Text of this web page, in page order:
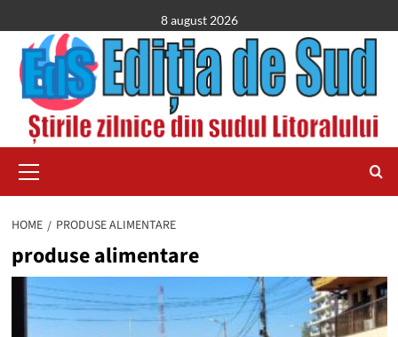
to
content
8 august 2026
Menu
HOME PRODUSE ALIMENTARE
produse alimentare